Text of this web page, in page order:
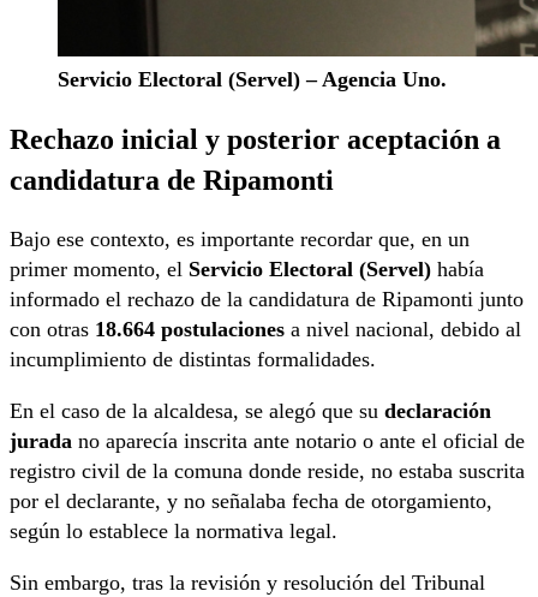
Servicio Electoral (Servel) – Agencia Uno.
Rechazo inicial y posterior aceptación a
candidatura de Ripamonti
Bajo ese contexto, es importante recordar que, en un
primer momento, el Servicio Electoral (Servel) había
informado el rechazo de la candidatura de Ripamonti junto
con otras 18.664 postulaciones a nivel nacional, debido al
incumplimiento de distintas formalidades.
En el caso de la alcaldesa, se alegó que su declaración
jurada no aparecía inscrita ante notario o ante el oficial de
registro civil de la comuna donde reside, no estaba suscrita
por el declarante, y no señalaba fecha de otorgamiento,
según lo establece la normativa legal.
Sin embargo, tras la revisión y resolución del Tribunal